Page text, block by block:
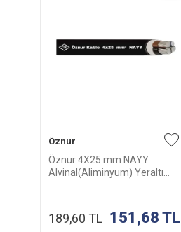
Öznur
Öznur 4X25 mm NAYY
Alvinal(Aliminyum) Yeraltı
189,60TL 151,68 TL